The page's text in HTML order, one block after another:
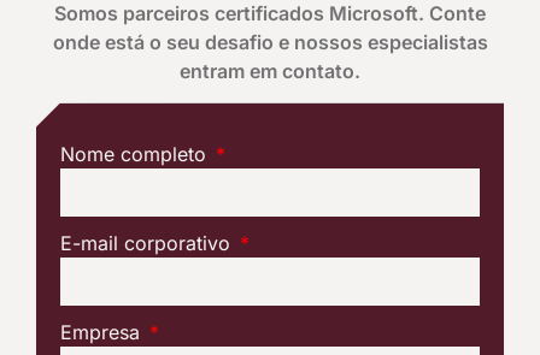
Somos parceiros certificados Microsoft. Conte
onde está o seu desafio e nossos especialistas
entram em contato.
Nome completo
E-mail corporativo
Empresa